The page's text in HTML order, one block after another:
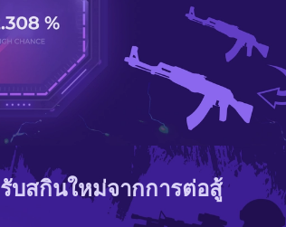
รับสกินใหม่จากการต่อสู้